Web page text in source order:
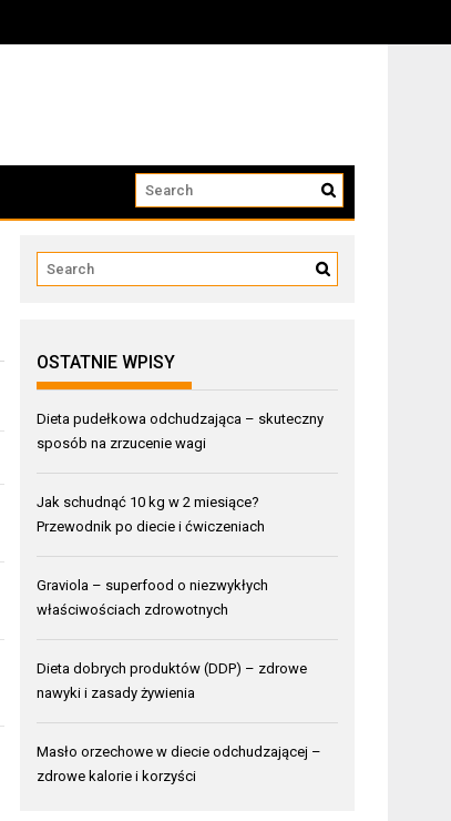
OSTATNIE WPISY
Dieta pudełkowa odchudzająca – skuteczny
sposób na zrzucenie wagi
Jak schudnąć 10 kg w 2 miesiące?
Przewodnik po diecie i ćwiczeniach
Graviola – superfood o niezwykłych
właściwościach zdrowotnych
Dieta dobrych produktów (DDP) – zdrowe
nawyki i zasady żywienia
Masło orzechowe w diecie odchudzającej –
zdrowe kalorie i korzyści